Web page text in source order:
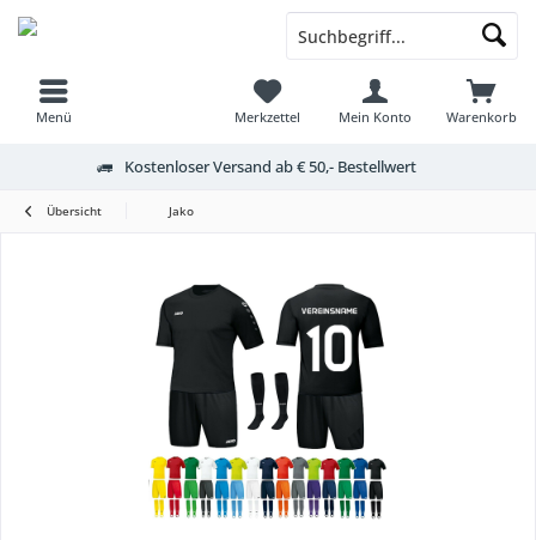
Menü Warenkorb
Merkzettel Mein Konto
Kostenloser Versand ab € 50,- Bestellwert
Übersicht Jako